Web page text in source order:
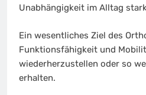
Unabhängigkeit im Alltag
Ein wesentliches Ziel des
Funktionsfähigkeit und
wiederherzustellen oder so
erhalten.